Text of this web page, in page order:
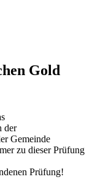
Gold
der
Gemeinde
zu dieser Prüfung
Prüfung!